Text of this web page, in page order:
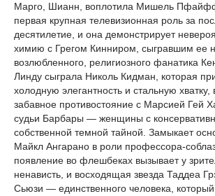
Марго, Шианн, воплотила Мишель
первая крупная телевизионная роль за
десятилетие, и она демонстрирует
химию с Грегом Кинниром, сыгравшим ее
возлюбленного, религиозного фанатика
Линду сыграла Николь Кидман, которая
холодную элегантность и стальную хватку,
забавное противостояние с Марсией Гей
судьи Барбары — женщины с
собственной темной тайной. Замыкает
Майкл Ангарано в роли профессора-
появление во флешбеках вызывает у
ненависть, и восходящая звезда Таддеа
Сьюзи — единственного человека,